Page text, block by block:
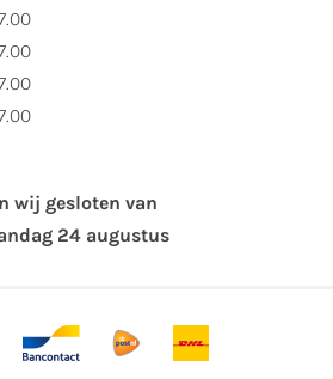
wij gesloten van
24 augustus